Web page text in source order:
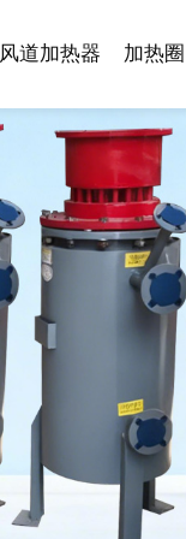
风道加热器 加热圈